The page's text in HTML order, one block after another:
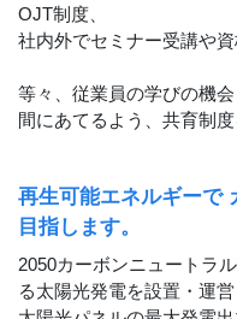
OJT制度、
社内外でセミナー受講や資
等々、従業員の学びの機
間にあてるよう、共育制度
再生可能エネルギーで
目指します。
2050カーボンニュートラ
る太陽光発電を設置・運営